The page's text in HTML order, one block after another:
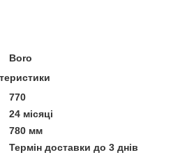
Boro
770
24 місяці
780 мм
Термін доставки до 3 днів